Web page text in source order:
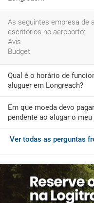
As seguintes empresa de
escritórios no aeroporto:
Avis
Budget
Qual é o horário de
aluguer em Longreach?
O horário mais habitual
aeroporto é:
terça-feira: 09:00-17:00
sexta-feira: 09:00-17:00
Há também empresas
Encontrará mais
processo de reserva.
Em que moeda devo
pendente ao alugar o
Se ao chegar a
Ver todas as perguntas